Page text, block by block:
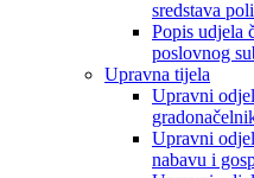
sredstava
Popis udjela
poslovnog
Upravna tijela
Upravni
Upravni
nabavu i